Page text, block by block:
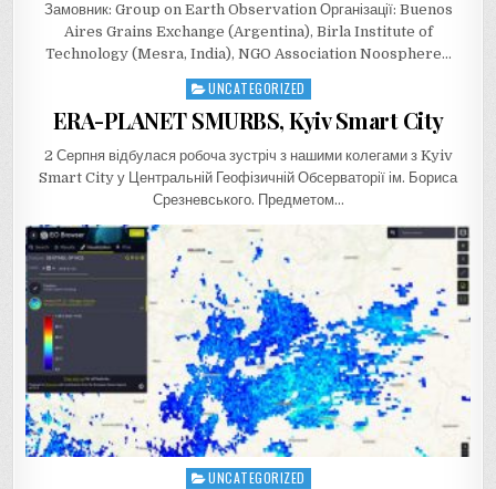
Замовник: Group on Earth Observation Організації: Buenos
Aires Grains Exchange (Argentina), Birla Institute of
Technology (Mesra, India), NGO Association Noosphere…
Posted
in
UNCATEGORIZED
ERA-PLANET SMURBS, Kyiv Smart City
2 Серпня відбулася робоча зустріч з нашими колегами з Kyiv
Smart City у Центральній Геофізичній Обсерваторії ім. Бориса
Срезневського. Предметом…
Posted
UNCATEGORIZED